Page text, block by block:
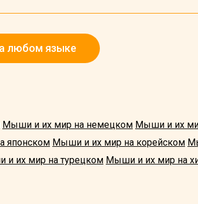
любом языке
Мыши и их мир на немецком Мыши и их
японском Мыши и их мир на корейском
и их мир на турецком Мыши и их мир на